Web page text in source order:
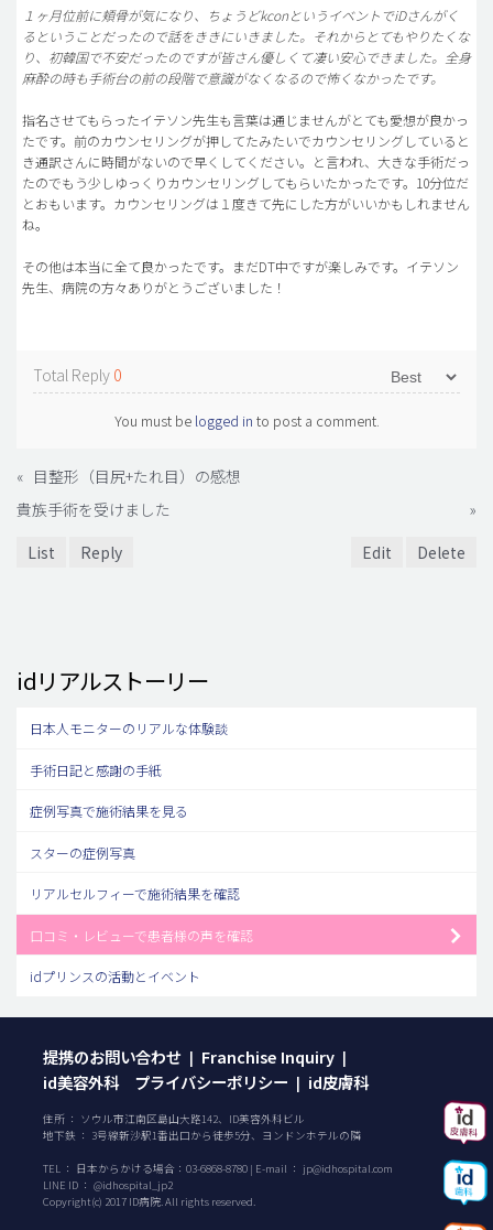
料金一覧
ご相談のお問い合わせ
１ヶ月位前に頬骨が気になり、ちょうどkconというイベントでiDさんがく
るということだったので話をききにいきました。それからとてもやりたくな
り、初韓国で不安だったのですが皆さん優しくて凄い安心できました。全身
麻酔の時も手術台の前の段階で意識がなくなるので怖くなかったです。
指名させてもらったイテソン先生も言葉は通じませんがとても愛想が良かっ
たです。前のカウンセリングが押してたみたいでカウンセリングしていると
き通訳さんに時間がないので早くしてください。と言われ、大きな手術だっ
たのでもう少しゆっくりカウンセリングしてもらいたかったです。10分位だ
とおもいます。カウンセリングは１度きて先にした方がいいかもしれません
ね。
その他は本当に全て良かったです。まだDT中ですが楽しみです。イテソン
先生、病院の方々ありがとうございました！
Total Reply 0
You must be logged in to post a comment.
« 目整形（目尻+たれ目）の感想
貴族手術を受けました
»
List
Reply Edit Delete
idリアルストーリー
日本人モニターのリアルな体験談
手術日記と感謝の手紙
症例写真で施術結果を見る
スターの症例写真
リアルセルフィーで施術結果を確認
口コミ・レビューで患者様の声を確認
idプリンスの活動とイベント
提携のお問い合わせ | Franchise Inquiry |
id美容外科 プライバシーポリシー | id皮膚科
住所 ： ソウル市江南区島山大路142、ID美容外科ビル
地下鉄 ： 3号線新沙駅1番出口から徒歩5分、ヨンドンホテルの隣
TEL ： 日本からかける場合： 03-6868-8780 | E-mail ： jp@idhospital.com
LINE ID ： @idhospital_jp2
Copyright(c) 2017 ID病院. All rights reserved.